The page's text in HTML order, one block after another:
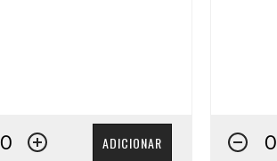
ADICIONAR